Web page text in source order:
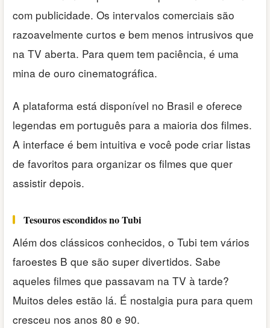
com publicidade. Os intervalos comerciais são
razoavelmente curtos e bem menos intrusivos que
na TV aberta. Para quem tem paciência, é uma
mina de ouro cinematográfica.
A plataforma está disponível no Brasil e oferece
legendas em português para a maioria dos filmes.
A interface é bem intuitiva e você pode criar listas
de favoritos para organizar os filmes que quer
assistir depois.
Tesouros escondidos no Tubi
Além dos clássicos conhecidos, o Tubi tem vários
faroestes B que são super divertidos. Sabe
aqueles filmes que passavam na TV à tarde?
Muitos deles estão lá. É nostalgia pura para quem
cresceu nos anos 80 e 90.